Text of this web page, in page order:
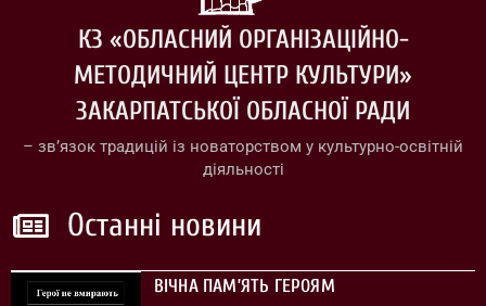
КЗ «ОБЛАСНИЙ ОРГАНІЗАЦІЙНО-
МЕТОДИЧНИЙ ЦЕНТР КУЛЬТУРИ»
ЗАКАРПАТСЬКОЇ ОБЛАСНОЇ РАДИ
– зв’язок традицій із новаторством у культурно-освітній
діяльності
Останні новини
ВІЧНА ПАМ’ЯТЬ ГЕРОЯМ